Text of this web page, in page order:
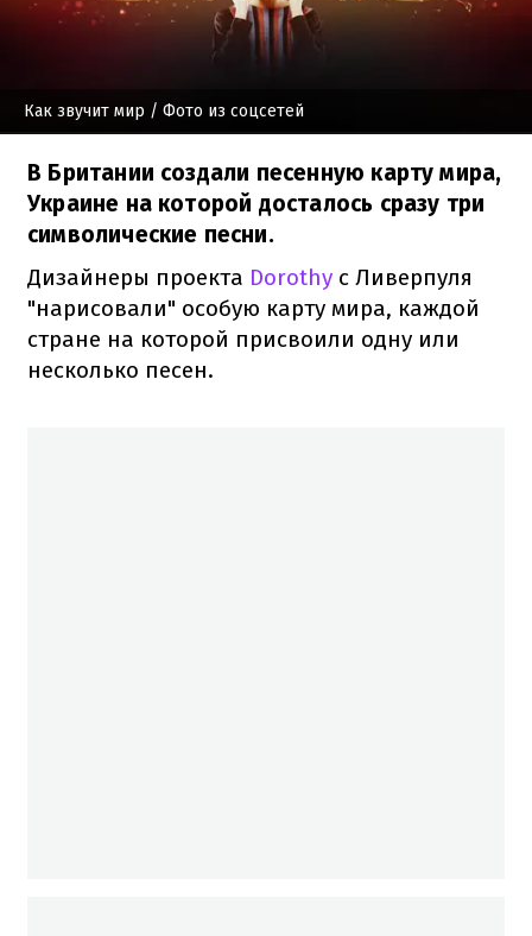
Как звучит мир / Фото из соцсетей
В Британии создали песенную карту мира,
Украине на которой досталось сразу три
символические песни.
Дизайнеры проекта Dorothy с Ливерпуля
"нарисовали" особую карту мира, каждой
стране на которой присвоили одну или
несколько песен.